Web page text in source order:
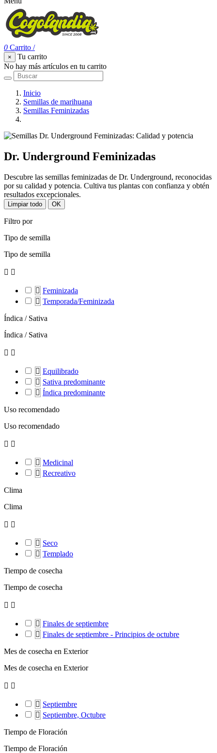
0 Carrito /
×
Tu carrito
No hay más artículos en tu carrito
Inicio
Semillas de marihuana
Semillas Feminizadas
Dr. Underground Feminizadas
Descubre las semillas feminizadas de Dr. Underground, reconocidas
por su calidad y potencia. Cultiva tus plantas con confianza y obtén
resultados excepcionales.
Limpiar todo OK
Filtro por
Tipo de semilla
Tipo de semilla
 
 Feminizada
 Temporada/Feminizada
Índica / Sativa
Índica / Sativa
 
 Equilibrado
 Sativa predominante
 Índica predominante
Uso recomendado
Uso recomendado
 
 Medicinal
 Recreativo
Clima
Clima
 
 Seco
 Templado
Tiempo de cosecha
Tiempo de cosecha
 
 Finales de septiembre
 Finales de septiembre - Principios de octubre
Mes de cosecha en Exterior
Mes de cosecha en Exterior
 
 Septiembre
 Septiembre, Octubre
Tiempo de Floración
Tiempo de Floración